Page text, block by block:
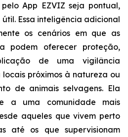
App EZVIZ seja pontual,
Essa inteligência adicional
os cenários em que as
podem oferecer proteção,
de uma vigilância
próximos à natureza ou
de animais selvagens. Ela
a uma comunidade mais
aqueles que vivem perto
até os que supervisionam